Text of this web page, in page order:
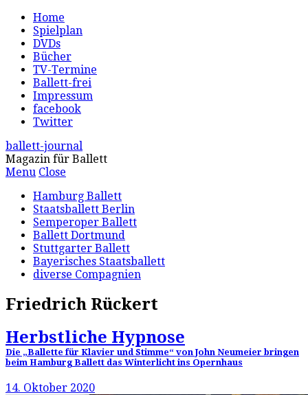
Home
Spielplan
DVDs
Bücher
TV-Termine
Ballett-frei
Impressum
facebook
Twitter
ballett-journal
Magazin für Ballett
Menu Close
Hamburg Ballett
Staatsballett Berlin
Semperoper Ballett
Ballett Dortmund
Stuttgarter Ballett
Bayerisches Staatsballett
diverse Compagnien
Friedrich Rückert
Herbstliche Hypnose
Die „Ballette für Klavier und Stimme“ von John Neumeier bringen
beim Hamburg Ballett das Winterlicht ins Opernhaus
14. Oktober 2020